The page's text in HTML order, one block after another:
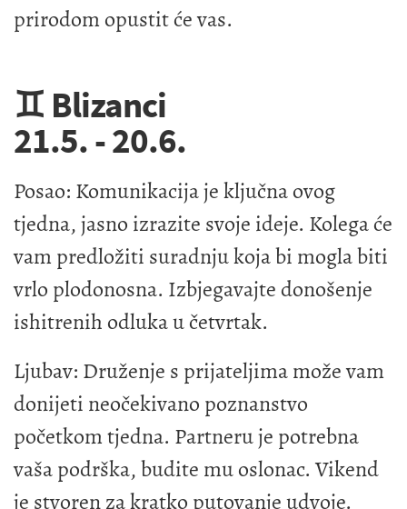
prirodom opustit će vas.
♊ Blizanci
21.5. - 20.6.
Posao: Komunikacija je ključna ovog
tjedna, jasno izrazite svoje ideje. Kolega će
vam predložiti suradnju koja bi mogla biti
vrlo plodonosna. Izbjegavajte donošenje
ishitrenih odluka u četvrtak.
Ljubav: Druženje s prijateljima može vam
donijeti neočekivano poznanstvo
početkom tjedna. Partneru je potrebna
vaša podrška, budite mu oslonac. Vikend
je stvoren za kratko putovanje udvoje.